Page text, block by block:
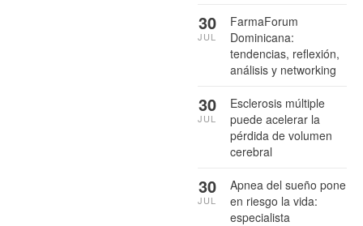
FarmaForum
Dominicana:
tendencias, reflexión,
análisis y networking
30
JUL
Esclerosis múltiple
puede acelerar la
pérdida de volumen
cerebral
30
JUL
Apnea del sueño pone
en riesgo la vida:
especialista
30
JUL